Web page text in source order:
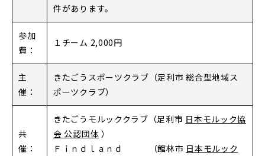
件があります。
参加
費：
１チーム 2,000円
主
催：
きたごうスポーツクラブ （足利市 総合型地域ス
ポーツクラブ）
共
催：
きたごうモルッククラブ （足利市 日本モルック協
会 公認団体 ）
Ｆｉｎｄｌａｎｄ
（館林市 日本モルック